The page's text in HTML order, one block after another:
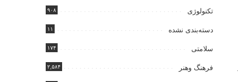
تکنولوژی ۹۰۸
دسته‌بندی نشده ۱۱
سلامتی ۱۷۴
فرهنگ وهنر ۲,۵۸۴